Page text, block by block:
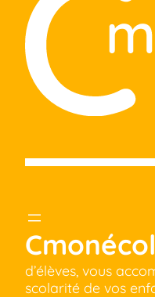
d’élèves, vous
scolarité de vos